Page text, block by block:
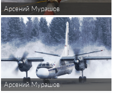
Арсений Мурашов
Арсений Мурашов